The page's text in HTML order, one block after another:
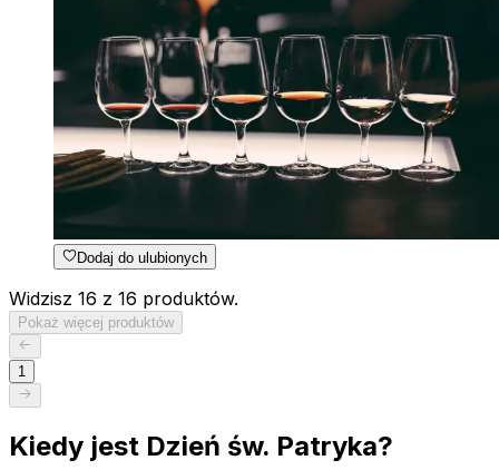
Dodaj do ulubionych
Widzisz 16 z 16 produktów.
Pokaż więcej produktów
1
Kiedy jest Dzień św. Patryka?